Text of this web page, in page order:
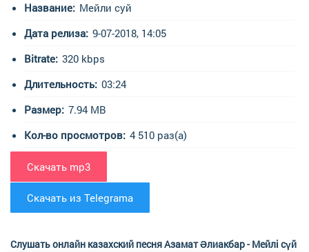
Название: Мейли суй
Дата релиза: 9-07-2018, 14:05
Bitrate: 320 kbps
Длительность: 03:24
Размер: 7.94 MB
Кол-во просмотров: 4 510 раз(а)
Скачать mp3
Скачать из Telegrama
Слушать онлайн казахский песня Азамат Әлиакбар - Мейлі сүй